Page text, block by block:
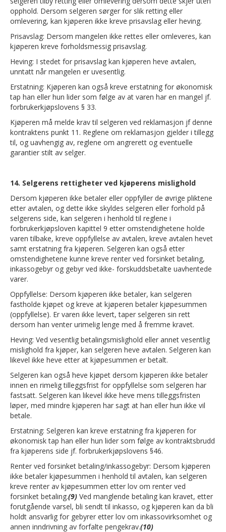
opphold. Dersom selgeren sørger for slik retting eller
omlevering, kan kjøperen ikke kreve prisavslag eller heving.
Prisavslag: Dersom mangelen ikke rettes eller omleveres, kan
kjøperen kreve forholdsmessig prisavslag.
Heving: I stedet for prisavslag kan kjøperen heve avtalen,
unntatt når mangelen er uvesentlig.
Erstatning: Kjøperen kan også kreve erstatning for økonomisk
tap han eller hun lider som følge av at varen har en mangel jf.
forbrukerkjøpslovens § 33.
Kjøperen må melde krav til selgeren ved reklamasjon jf denne
kontraktens punkt 11. Reglene om reklamasjon gjelder i tillegg
til, og uavhengig av, reglene om angrerett og eventuelle
garantier stilt av selger.
14. Selgerens rettigheter ved kjøperens mislighold
Dersom kjøperen ikke betaler eller oppfyller de øvrige pliktene
etter avtalen, og dette ikke skyldes selgeren eller forhold på
selgerens side, kan selgeren i henhold til reglene i
forbrukerkjøpsloven kapittel 9 etter omstendighetene holde
varen tilbake, kreve oppfyllelse av avtalen, kreve avtalen hevet
samt erstatning fra kjøperen. Selgeren kan også etter
omstendighetene kunne kreve renter ved forsinket betaling,
inkassogebyr og gebyr ved ikke- forskuddsbetalte uavhentede
varer.
Oppfyllelse: Dersom kjøperen ikke betaler, kan selgeren
fastholde kjøpet og kreve at kjøperen betaler kjøpesummen
(oppfyllelse). Er varen ikke levert, taper selgeren sin rett
dersom han venter urimelig lenge med å fremme kravet.
Heving: Ved vesentlig betalingsmislighold eller annet vesentlig
mislighold fra kjøper, kan selgeren heve avtalen. Selgeren kan
likevel ikke heve etter at kjøpesummen er betalt.
Selgeren kan også heve kjøpet dersom kjøperen ikke betaler
innen en rimelig tilleggsfrist for oppfyllelse som selgeren har
fastsatt. Selgeren kan likevel ikke heve mens tilleggsfristen
løper, med mindre kjøperen har sagt at han eller hun ikke vil
betale.
Erstatning: Selgeren kan kreve erstatning fra kjøperen for
økonomisk tap han eller hun lider som følge av kontraktsbrudd
fra kjøperens side jf. forbrukerkjøpslovens §46.
Renter ved forsinket betaling/inkassogebyr: Dersom kjøperen
ikke betaler kjøpesummen i henhold til avtalen, kan selgeren
kreve renter av kjøpesummen etter lov om renter ved
forsinket betaling.(9) Ved manglende betaling kan kravet, etter
forutgående varsel, bli sendt til inkasso, og kjøperen kan da bli
holdt ansvarlig for gebyrer etter lov om inkassovirksomhet og
annen inndrivning av forfalte pengekrav.(10)